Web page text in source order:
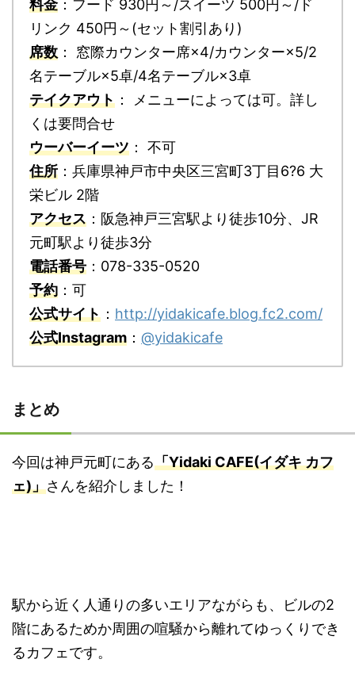
料金：フード 930円～/スイーツ 500円～/ド
リンク 450円～(セット割引あり)
席数 ： 窓際カウンター席×4/カウンター×5/2
名テーブル×5卓/4名テーブル×3卓
テイクアウト ： メニューによっては可。詳し
くは要問合せ
ウーバーイーツ ： 不可
住所 ：兵庫県神戸市中央区三宮町3丁目6?6 大
栄ビル 2階
アクセス ：阪急神戸三宮駅より徒歩10分、JR
元町駅より徒歩3分
電話番号 ：078-335-0520
予約 ：可
公式サイト ： http://yidakicafe.blog.fc2.com/
公式Instagram ： @yidakicafe
まとめ
今回は神戸元町にある「Yidaki CAFE(イダキ カフ
ェ)」さんを紹介しました！
駅から近く人通りの多いエリアながらも、ビルの2
階にあるためか周囲の喧騒から離れてゆっくりでき
るカフェです。